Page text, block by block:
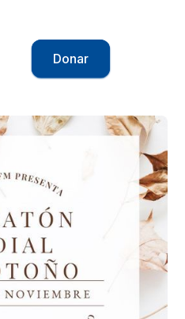
Donar